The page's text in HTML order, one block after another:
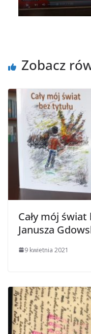
Zobacz
Cały mój
Janusza
9 kwietnia 2021